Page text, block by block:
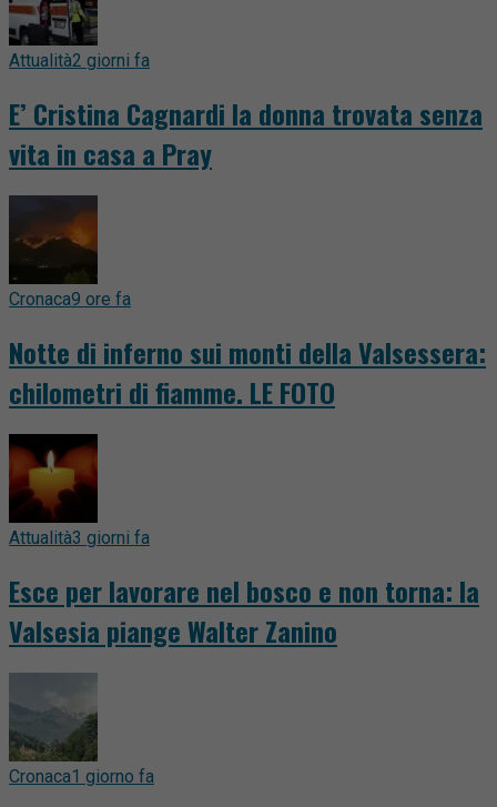
Attualità2 giorni fa
E’ Cristina Cagnardi la donna trovata senza
vita in casa a Pray
Cronaca9 ore fa
Notte di inferno sui monti della Valsessera:
chilometri di fiamme. LE FOTO
Attualità3 giorni fa
Esce per lavorare nel bosco e non torna: la
Valsesia piange Walter Zanino
Cronaca1 giorno fa